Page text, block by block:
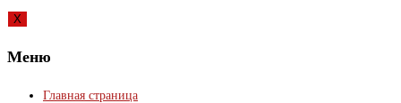
X
Меню
Главная страница